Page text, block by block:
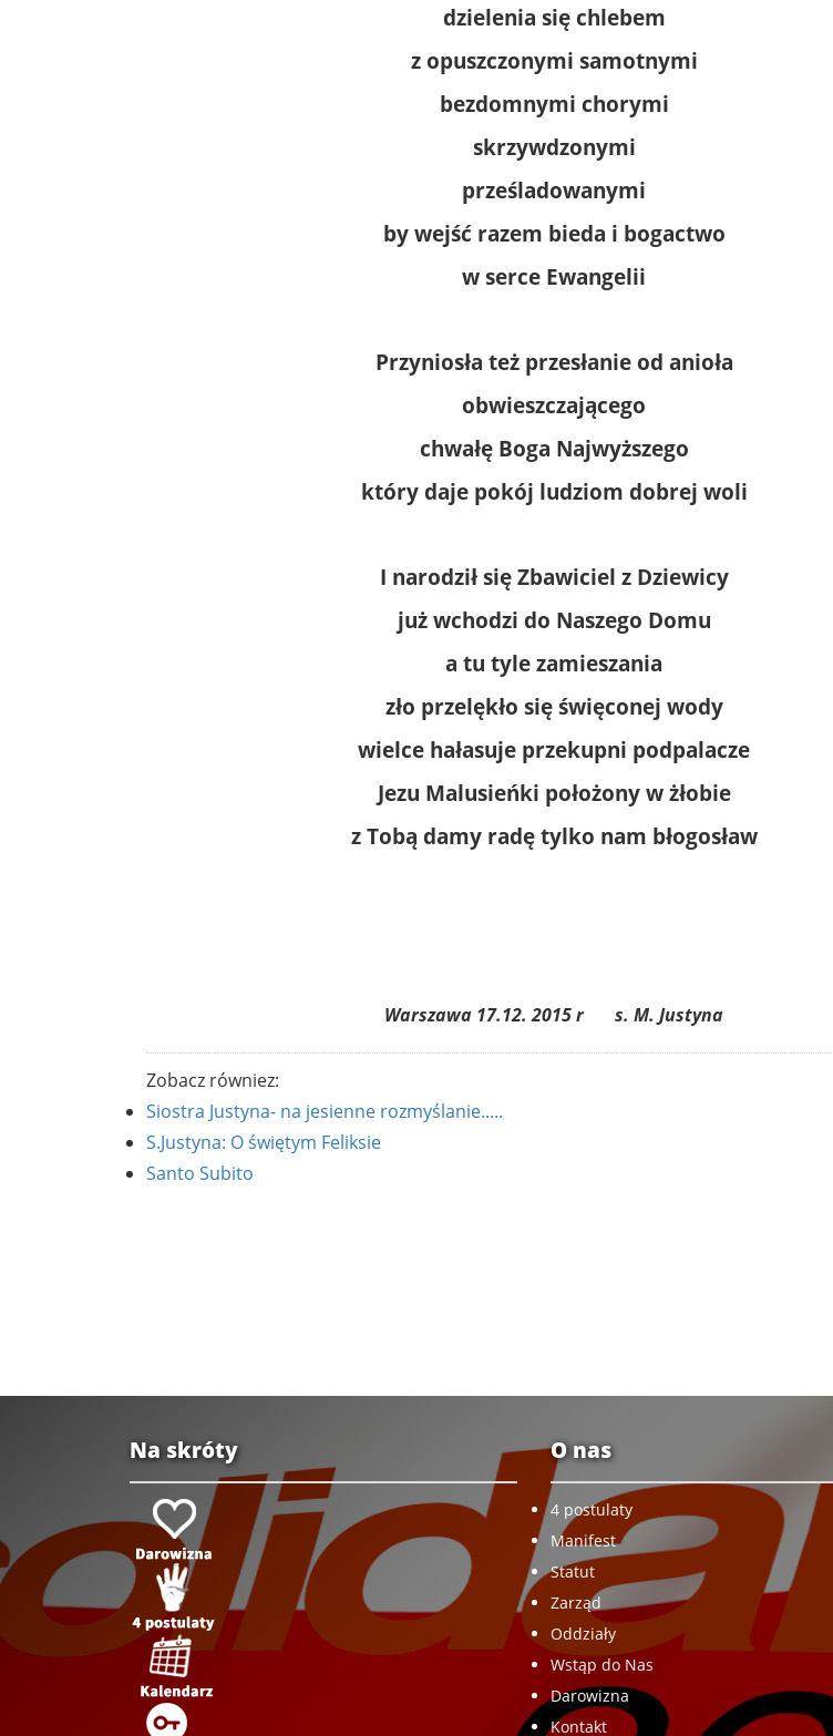
dzielenia się chlebem
z opuszczonymi samotnymi
bezdomnymi chorymi
skrzywdzonymi
prześladowanymi
by wejść razem bieda i bogactwo
w serce Ewangelii
Przyniosła też przesłanie od anioła
obwieszczającego
chwałę Boga Najwyższego
który daje pokój ludziom dobrej woli
I narodził się Zbawiciel z Dziewicy
już wchodzi do Naszego Domu
a tu tyle zamieszania
zło przelękło się święconej wody
wielce hałasuje przekupni podpalacze
Jezu Malusieńki położony w żłobie
z Tobą damy radę tylko nam błogosław
Warszawa 17.12. 2015 r s. M. Justyna
Zobacz równiez:
Siostra Justyna- na jesienne rozmyślanie.....
S.Justyna: O świętym Feliksie
Santo Subito
Na skróty O nas
4 postulaty
Manifest
Statut
Zarząd
Oddziały
Wstąp do Nas
Darowizna
Kontakt